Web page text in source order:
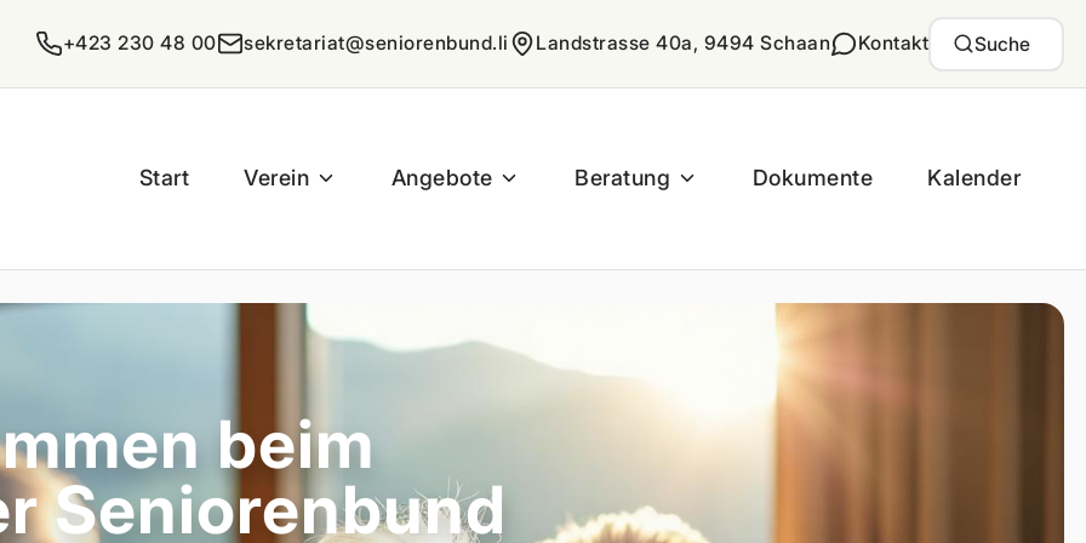
+423 230 48 00 sekretariat@seniorenbund.li Landstrasse 40a, 9494 Schaan Kontakt Suche
Start Verein Angebote Beratung Dokumente Kalender
beim
Seniorenbund